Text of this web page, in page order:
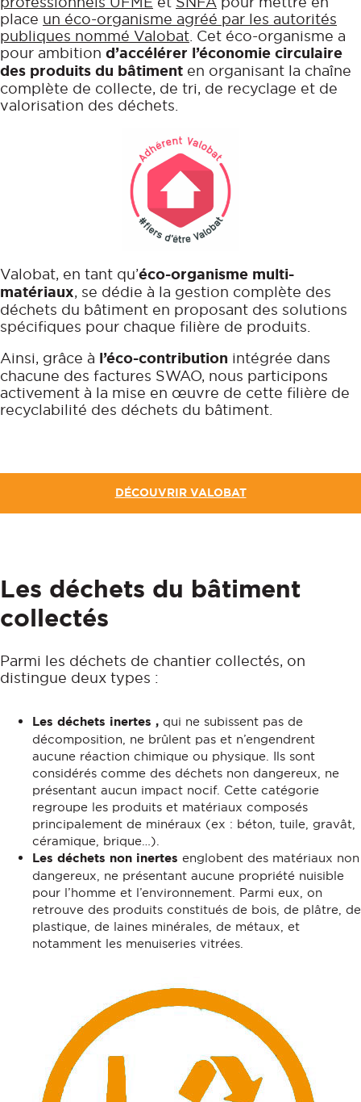
place un éco-organisme agréé par les autorités
publiques nommé Valobat. Cet éco-organisme a
pour ambition d’accélérer l’économie circulaire
des produits du bâtiment en organisant la chaîne
complète de collecte, de tri, de recyclage et de
valorisation des déchets.
Valobat, en tant qu’éco-organisme multi-
matériaux, se dédie à la gestion complète des
déchets du bâtiment en proposant des solutions
spécifiques pour chaque filière de produits.
Ainsi, grâce à l’éco-contribution intégrée dans
chacune des factures SWAO, nous participons
activement à la mise en œuvre de cette filière de
recyclabilité des déchets du bâtiment.
DÉCOUVRIR VALOBAT
Les déchets du bâtiment
collectés
Parmi les déchets de chantier collectés, on
distingue deux types :
Les déchets inertes , qui ne subissent pas de
décomposition, ne brûlent pas et n’engendrent
aucune réaction chimique ou physique. Ils sont
considérés comme des déchets non dangereux, ne
présentant aucun impact nocif. Cette catégorie
regroupe les produits et matériaux composés
principalement de minéraux (ex : béton, tuile, gravât,
céramique, brique…).
Les déchets non inertes englobent des matériaux non
dangereux, ne présentant aucune propriété nuisible
pour l’homme et l’environnement. Parmi eux, on
retrouve des produits constitués de bois, de plâtre, de
plastique, de laines minérales, de métaux, et
notamment les menuiseries vitrées.